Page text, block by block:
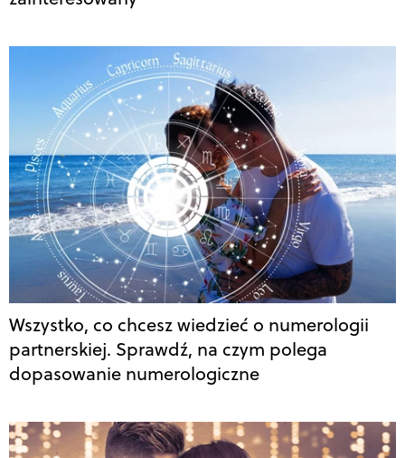
Wszystko, co chcesz wiedzieć o numerologii
partnerskiej. Sprawdź, na czym polega
dopasowanie numerologiczne